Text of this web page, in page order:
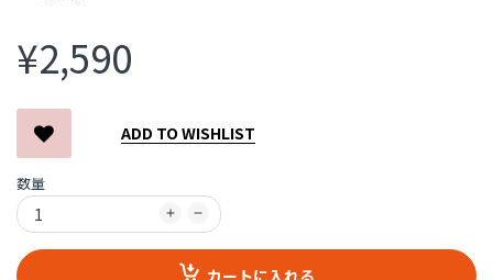
¥2,590
ADD TO WISHLIST
数量